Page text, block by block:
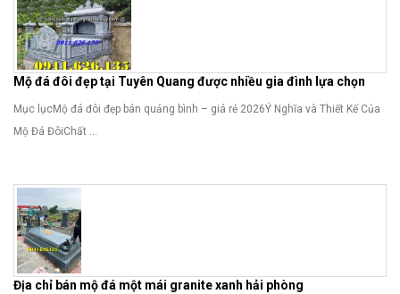
Mộ đá đôi đẹp tại Tuyên Quang được nhiều gia đình lựa chọn
Mục lụcMộ đá đôi đẹp bán quảng bình – giá rẻ 2026Ý Nghĩa và Thiết Kế Của
Mộ Đá ĐôiChất ...
Địa chỉ bán mộ đá một mái granite xanh hải phòng